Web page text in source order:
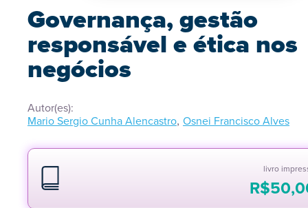
Governança, gestão
responsável e ética nos
negócios
Autor(es):
Mario Sergio Cunha Alencastro, Osnei Francisco Alves
livro
R$